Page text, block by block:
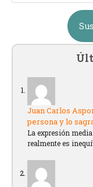
Juan Carlos
persona y lo
La expresión
realmente es